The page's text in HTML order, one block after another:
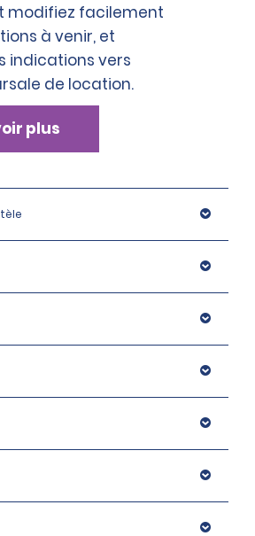
modifiez facilement
à venir, et
indications vers
de location.
plus